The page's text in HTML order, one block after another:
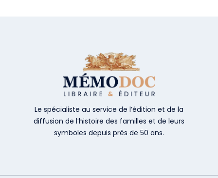
Le spécialiste au service de l’édition et de la
diffusion de l’histoire des familles et de leurs
symboles depuis près de 50 ans.